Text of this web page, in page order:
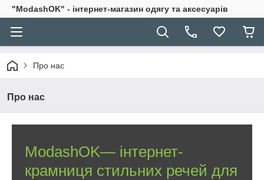
"ModashOK" - інтернет-магазин одягу та аксесуарів
Про нас
Про нас
ModashOK— інтернет-
крамниця стильних речей для